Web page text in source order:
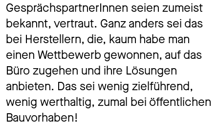
GesprächspartnerInnen seien zumeist
bekannt, vertraut. Ganz anders sei das
bei Herstellern, die, kaum habe man
einen Wettbewerb gewonnen, auf das
Büro zugehen und ihre Lösungen
anbieten. Das sei wenig zielführend,
wenig werthaltig, zumal bei öffentlichen
Bauvorhaben!